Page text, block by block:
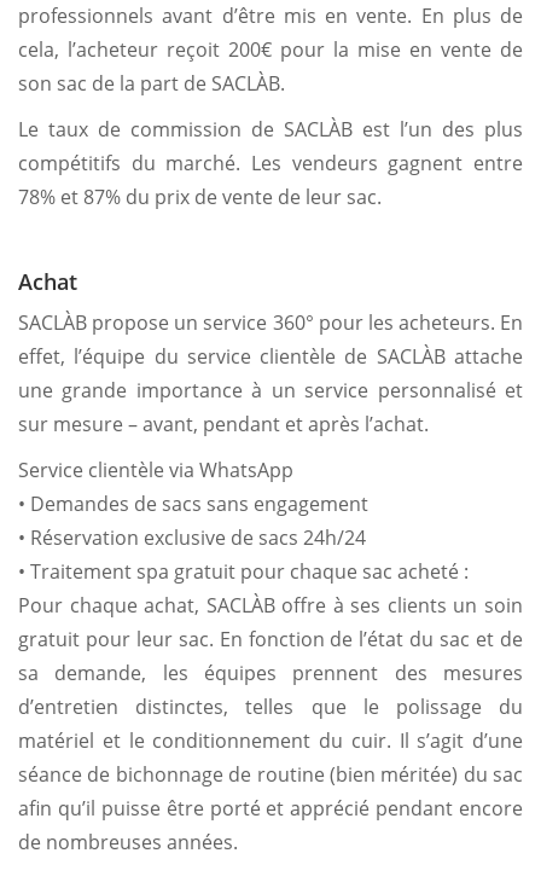
professionnels avant d’être mis en vente. En plus de
cela, l’acheteur reçoit 200€ pour la mise en vente de
son sac de la part de SACLÀB.
Le taux de commission de SACLÀB est l’un des plus
compétitifs du marché. Les vendeurs gagnent entre
78% et 87% du prix de vente de leur sac.
Achat
SACLÀB propose un service 360° pour les acheteurs. En
effet, l’équipe du service clientèle de SACLÀB attache
une grande importance à un service personnalisé et
sur mesure – avant, pendant et après l’achat.
Service clientèle via WhatsApp
• Demandes de sacs sans engagement
• Réservation exclusive de sacs 24h/24
• Traitement spa gratuit pour chaque sac acheté :
Pour chaque achat, SACLÀB offre à ses clients un soin
gratuit pour leur sac. En fonction de l’état du sac et de
sa demande, les équipes prennent des mesures
d’entretien distinctes, telles que le polissage du
matériel et le conditionnement du cuir. Il s’agit d’une
séance de bichonnage de routine (bien méritée) du sac
afin qu’il puisse être porté et apprécié pendant encore
de nombreuses années.